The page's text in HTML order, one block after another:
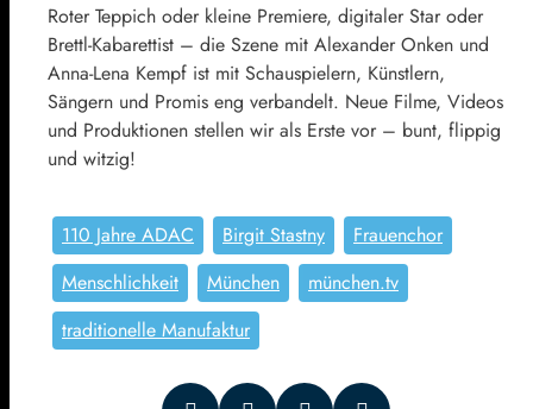
Roter Teppich oder kleine Premiere, digitaler Star oder
Brettl-Kabarettist – die Szene mit Alexander Onken und
Anna-Lena Kempf ist mit Schauspielern, Künstlern,
Sängern und Promis eng verbandelt. Neue Filme, Videos
und Produktionen stellen wir als Erste vor – bunt, flippig
und witzig!
110 Jahre ADAC Birgit Stastny
Frauenchor
Menschlichkeit
München
münchen.tv
traditionelle Manufaktur